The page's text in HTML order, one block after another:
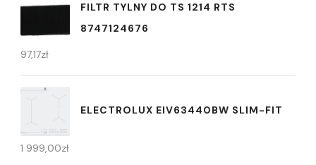
FILTR TYLNY DO TS 1214 RTS
8747124676
97,17zł
ELECTROLUX EIV63440BW SLIM-FIT
1 999,00zł